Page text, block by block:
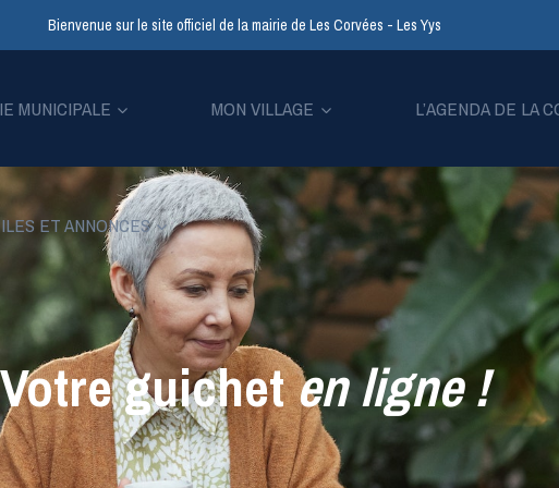
Bienvenue sur le site officiel de la mairie de Les Corvées - Les Yys
MUNICIPALE MON VILLAGE L’AGENDA DE LA
ET ANNONCES
Votre guicheten ligne!